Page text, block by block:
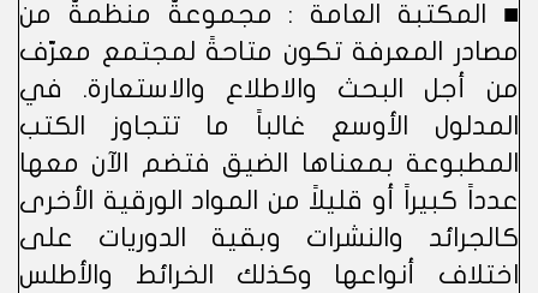
■ المكتبة العامة : مجموعةٌ منظمةٌ من
مصادر المعرفة تكون متاحةً لمجتمع معرّف
من أجل البحث والاطلاع والاستعارة. في
المدلول الأوسع غالباً ما تتجاوز الكتب
المطبوعة بمعناها الضيق فتضم الآن معها
عدداً كبيراً أو قليلاً من المواد الورقية الأخرى
كالجرائد والنشرات وبقية الدوريات على
اختلاف أنواعها وكذلك الخرائط والأطلس